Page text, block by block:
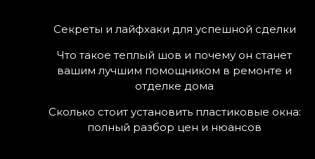
Секреты и лайфхаки для успешной сделки
Что такое теплый шов и почему он станет
вашим лучшим помощником в ремонте и
отделке дома
Сколько стоит установить пластиковые окна:
полный разбор цен и нюансов